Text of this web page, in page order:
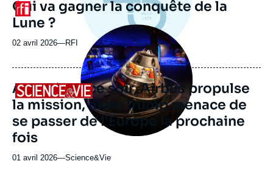
ou
émission
Logo
Qui va gagner la conquête de la
Lune ?
02 avril 2026—Nom
journal,
revue
ou
émission
RFI
Logo
Image
principale
médiatique
Artemis II : ce soir, Airbus propulse
la mission, mais Trump menace de
se passer de l'Europe la prochaine
fois
01 avril 2026—Nom
Science&Vie